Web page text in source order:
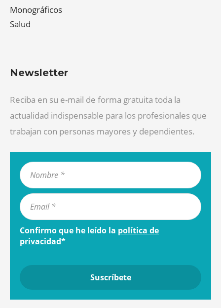
Monográficos
Salud
Newsletter
Reciba en su e-mail de forma gratuita toda la
actualidad indispensable para los profesionales que
trabajan con personas mayores y dependientes.
Confirmo que he leído la política de
privacidad*